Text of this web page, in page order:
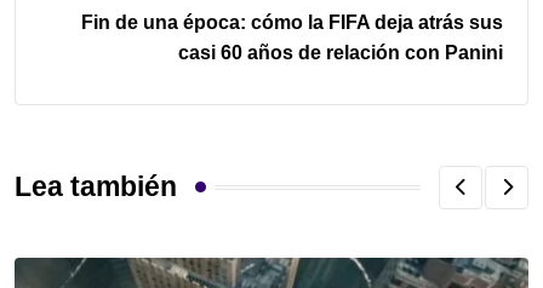
Fin de una época: cómo la FIFA deja atrás sus
casi 60 años de relación con Panini
Lea también